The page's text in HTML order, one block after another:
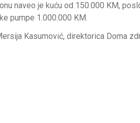
naveo je kuću od 150.000 KM,
pumpe 1.000.000 KM.
Kasumović, direktorica Doma